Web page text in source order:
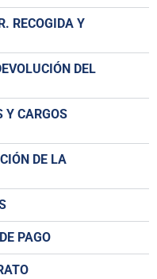
RECOGIDA Y
DEL
Y CARGOS
DE LA
PAGO